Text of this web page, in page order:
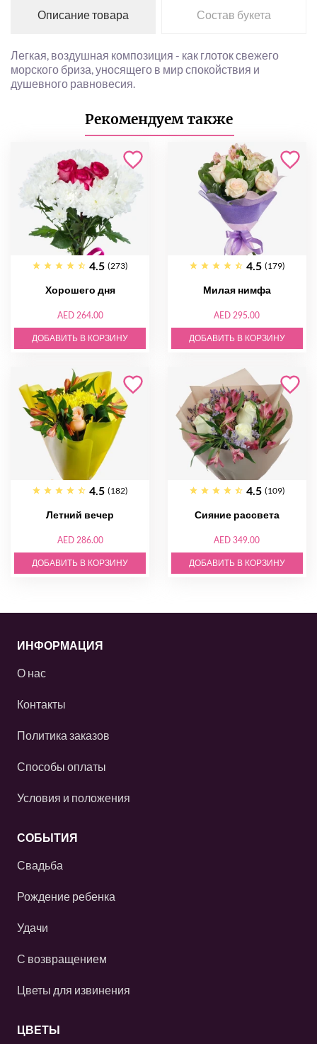
Описание товара Состав букета
Легкая, воздушная композиция - как глоток свежего
морского бриза, уносящего в мир спокойствия и
душевного равновесия.
Рекомендуем также
4.5 (273)
Хорошего дня
AED 264.00
ДОБАВИТЬ В КОРЗИНУ
4.5 (179)
Милая нимфа
AED 295.00
ДОБАВИТЬ В КОРЗИНУ
4.5 (182)
Летний вечер
AED 286.00
ДОБАВИТЬ В КОРЗИНУ
4.5 (109)
Сияние рассвета
AED 349.00
ДОБАВИТЬ В КОРЗИНУ
ИНФОРМАЦИЯ
О нас
Контакты
Политика заказов
Способы оплаты
Условия и положения
СОБЫТИЯ
Свадьба
Рождение ребенка
Удачи
С возвращением
Цветы для извинения
ЦВЕТЫ